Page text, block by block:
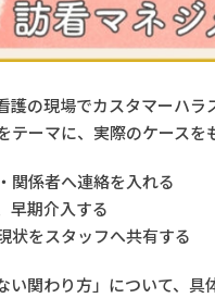
護の現場でカスタマーハラ
テーマに、実際のケースを
関係者へ連絡を入れる
早期介入する
状をスタッフへ共有する
い関わり方」について、具